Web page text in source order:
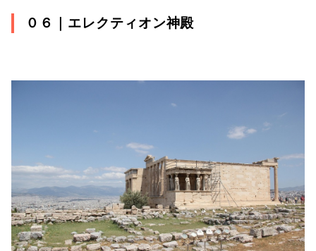
０６｜ エレクティオン神殿